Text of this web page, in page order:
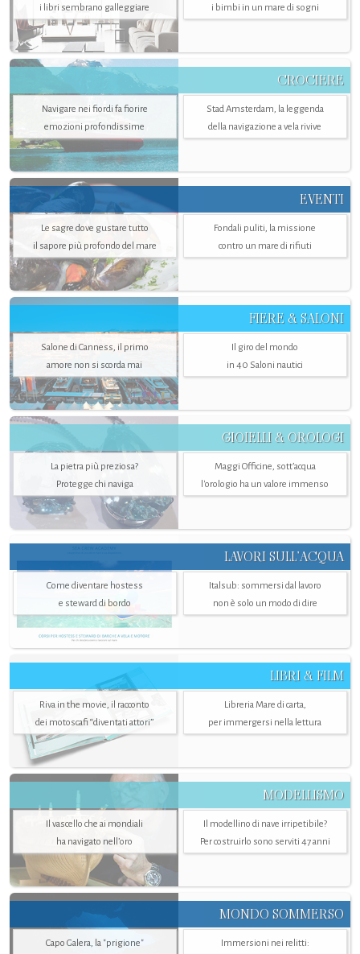
i libri sembrano galleggiare
i bimbi in un mare di sogni
CROCIERE
Navigare nei fiordi fa fiorire
emozioni profondissime
Stad Amsterdam, la leggenda
della navigazione a vela rivive
EVENTI
Le sagre dove gustare tutto
il sapore più profondo del mare
Fondali puliti, la missione
contro un mare di rifiuti
FIERE & SALONI
Salone di Canness, il primo
amore non si scorda mai
Il giro del mondo
in 40 Saloni nautici
GIOIELLI & OROLOGI
La pietra più preziosa?
Protegge chi naviga
Maggi Officine, sott’acqua
l'orologio ha un valore immenso
LAVORI SULL’ACQUA
Come diventare hostess
e steward di bordo
Italsub: sommersi dal lavoro
non è solo un modo di dire
LIBRI & FILM
Riva in the movie, il racconto
dei motoscafi “diventati attori”
Libreria Mare di carta,
per immergersi nella lettura
MODELLISMO
Il vascello che ai mondiali
ha navigato nell’oro
Il modellino di nave irripetibile?
Per costruirlo sono serviti 47 anni
MONDO SOMMERSO
Capo Galera, la "prigione"
Immersioni nei relitti: